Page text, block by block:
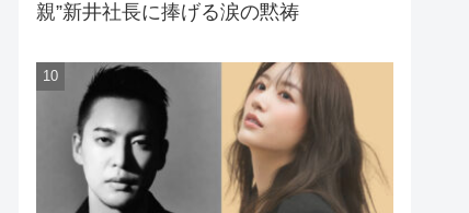
親”新井社長に捧げる涙の黙祷